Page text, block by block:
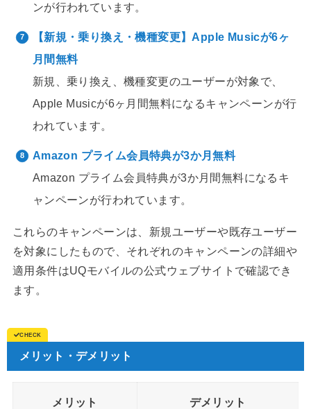
ンが行われています。
【新規・乗り換え・機種変更】Apple Musicが6ヶ
月間無料
新規、乗り換え、機種変更のユーザーが対象で、
Apple Musicが6ヶ月間無料になるキャンペーンが行
われています。
Amazon プライム会員特典が3か月無料
Amazon プライム会員特典が3か月間無料になるキ
ャンペーンが行われています。
これらのキャンペーンは、新規ユーザーや既存ユーザー
を対象にしたもので、それぞれのキャンペーンの詳細や
適用条件はUQモバイルの公式ウェブサイトで確認でき
ます。
メリット・デメリット
メリット デメリット